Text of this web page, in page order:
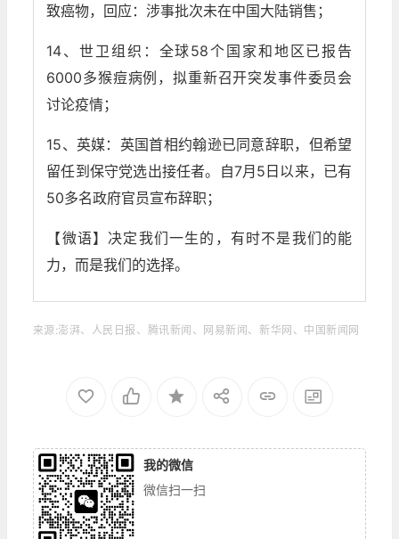
致癌物，回应：涉事批次未在中国大陆销售；
14、世卫组织：全球58个国家和地区已报告
6000多猴痘病例，拟重新召开突发事件委员会
讨论疫情；
15、英媒：英国首相约翰逊已同意辞职，但希望
留任到保守党选出接任者。自7月5日以来，已有
50多名政府官员宣布辞职；
【微语】决定我们一生的，有时不是我们的能
力，而是我们的选择。
来源:澎湃、人民日报、腾讯新闻、网易新闻、新华网、中国新闻网
我的微信
微信扫一扫